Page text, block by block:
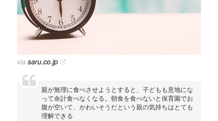
via saru.co.jp
親が無理に食べさせようとすると、子どもも意地にな
って余計食べなくなる。朝食を食べないと保育園でお
腹が空いて、かわいそうだという親の気持ちはとても
理解できる